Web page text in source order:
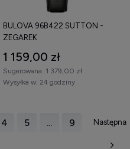
BULOVA 96B422 SUTTON -
ZEGAREK
1 159,00 zł
Wysyłka w: 24 godziny
Sugerowana: 1 379,00 zł
4 5 ... 9